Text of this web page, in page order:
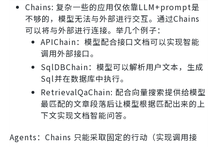
Chains: 复杂一些的应用仅依靠LLM+prompt是
不够的，模型无法与外部进行交互。通过Chains
可以将与外部进行连接。举几个例子：
APIChain：模型配合接口文档可以实现智能
调用外部接口。
SqlDBChain：模型可以解析用户文本，生成
Sql并在数据库中执行。
RetrievalQaChain: 配合向量搜索提供给模型
最匹配的文章段落后让模型根据匹配出来的上
下文实现文档智能问答。
Agents：Chains 只能采取固定的行动（实现调用接